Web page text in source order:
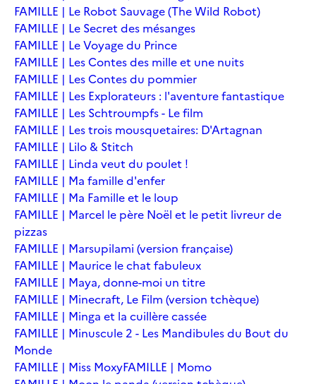
FAMILLE | Le Robot Sauvage (The Wild Robot)
FAMILLE | Le Secret des mésanges
FAMILLE | Le Voyage du Prince
FAMILLE | Les Contes des mille et une nuits
FAMILLE | Les Contes du pommier
FAMILLE | Les Explorateurs : l'aventure fantastique
FAMILLE | Les Schtroumpfs - Le film
FAMILLE | Les trois mousquetaires: D'Artagnan
FAMILLE | Lilo & Stitch
FAMILLE | Linda veut du poulet !
FAMILLE | Ma famille d'enfer
FAMILLE | Ma Famille et le loup
FAMILLE | Marcel le père Noël et le petit livreur de
pizzas
FAMILLE | Marsupilami (version française)
FAMILLE | Maurice le chat fabuleux
FAMILLE | Maya, donne-moi un titre
FAMILLE | Minecraft, Le Film (version tchèque)
FAMILLE | Minga et la cuillère cassée
FAMILLE | Minuscule 2 - Les Mandibules du Bout du
Monde
FAMILLE | Miss MoxyFAMILLE | Momo